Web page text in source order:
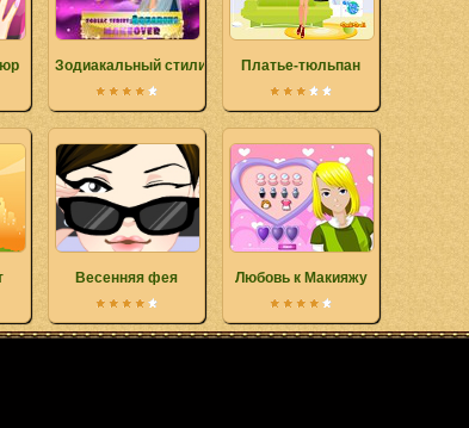
Зодиакальный стилист: водолейПлатье-тюльпан
Весенняя фея Любовь к Макияжу